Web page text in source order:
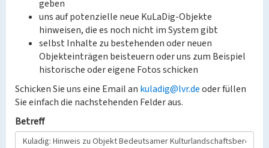
geben
uns auf potenzielle neue KuLaDig-Objekte
hinweisen, die es noch nicht im System gibt
selbst Inhalte zu bestehenden oder neuen
Objekteinträgen beisteuern oder uns zum Beispiel
historische oder eigene Fotos schicken
Schicken Sie uns eine Email an kuladig@lvr.deoder füllen
Sie einfach die nachstehenden Felder aus.
Betreff